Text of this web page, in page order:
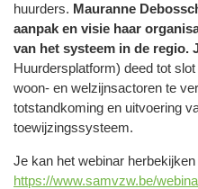
huurders. Mauranne
aanpak en visie haar
van het systeem in de regio.
Huurdersplatform) deed tot
woon- en welzijnsactoren te
totstandkoming en uitvoering
toewijzingssysteem.
Je kan het webinar
https://www.samvzw.be/